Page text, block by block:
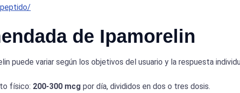
de Ipamorelin
puede variar según los objetivos del usuario y la respuesta
físico: 200-300 mcg por día, divididos en dos o tres dosis.